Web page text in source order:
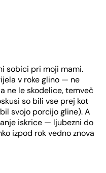
sobici pri moji mami.
v roke glino — ne
ne le skodelice, temveč
so bili vse prej kot
svojo porcijo gline). A
iskrice — ljubezni do
izpod rok vedno znova